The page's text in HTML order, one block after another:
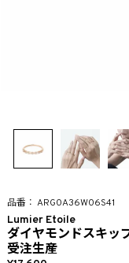
ARG0A36W06S41
Lumier Etoile
ダイヤモンドスキッ
受注生産